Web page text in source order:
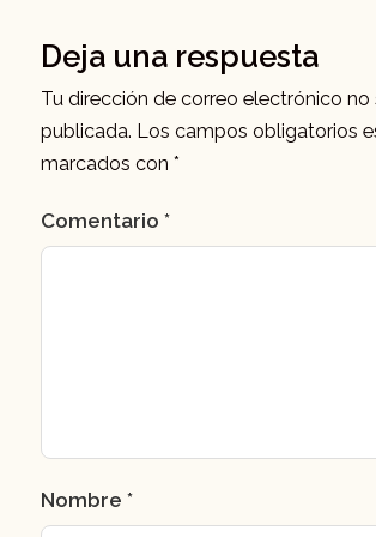
Deja una respuesta
Tu dirección de correo electrónico no
publicada. Los campos obligatorios
marcados con *
Comentario *
Nombre *